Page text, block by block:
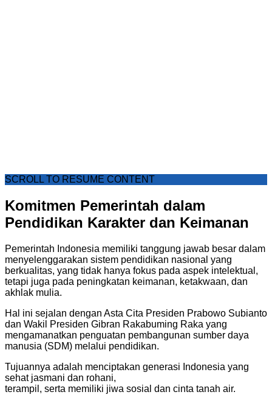
SCROLL TO RESUME CONTENT
Komitmen Pemerintah dalam
Pendidikan Karakter dan Keimanan
Pemerintah Indonesia memiliki tanggung jawab besar dalam
menyelenggarakan sistem pendidikan nasional yang
berkualitas, yang tidak hanya fokus pada aspek intelektual,
tetapi juga pada peningkatan keimanan, ketakwaan, dan
akhlak mulia.
Hal ini sejalan dengan Asta Cita Presiden Prabowo Subianto
dan Wakil Presiden Gibran Rakabuming Raka yang
mengamanatkan penguatan pembangunan sumber daya
manusia (SDM) melalui pendidikan.
Tujuannya adalah menciptakan generasi Indonesia yang
sehat jasmani dan rohani,
terampil, serta memiliki jiwa sosial dan cinta tanah air.